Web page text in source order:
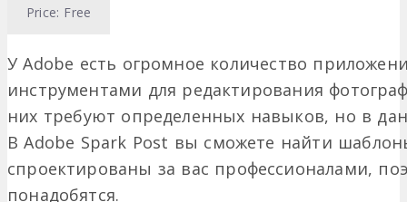
Price: Free
У Adobe есть огромное количество
инструментами для редактирования
них требуют определенных навыков, но в
В Adobe Spark Post вы сможете найти
спроектированы за вас профессионалами,
понадобятся.